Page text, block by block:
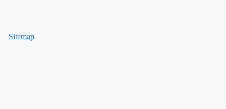
Sitemap